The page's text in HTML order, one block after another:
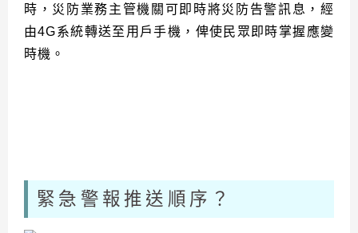
時，災防業務主管機關可即時將災防告警訊息，經
由4G系統轉送至用戶手機，俾使民眾即時掌握應變
時機。
緊急警報推送順序？